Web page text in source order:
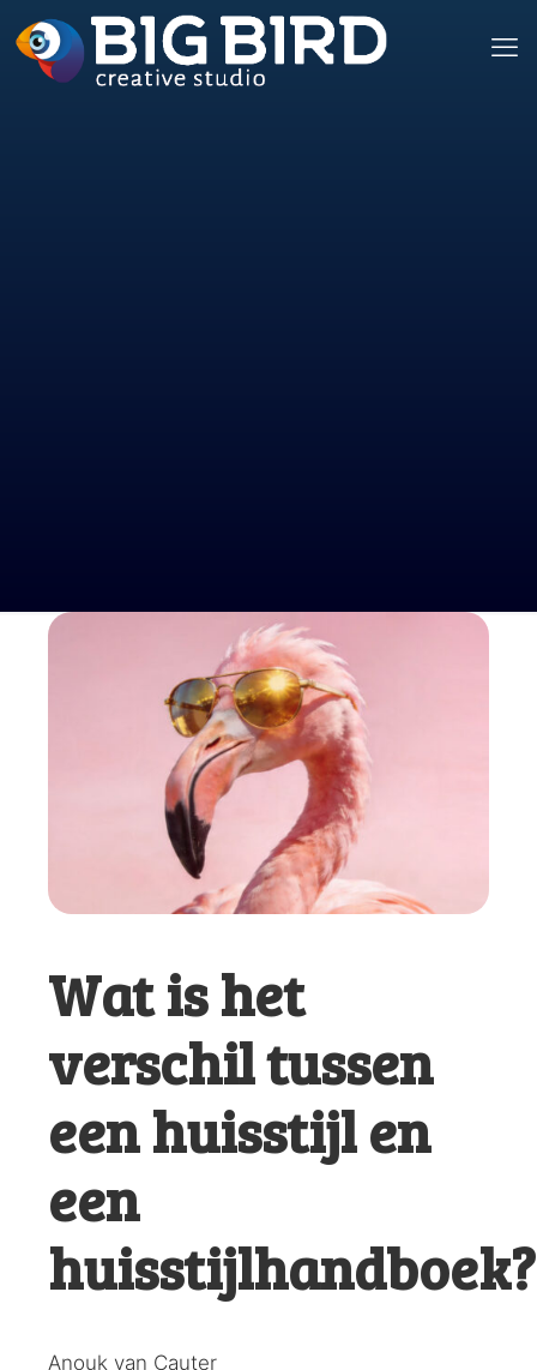
Wat is het
verschil tussen
een huisstijl en
een
huisstijlhandboek?
Posted
Anouk van Cauter